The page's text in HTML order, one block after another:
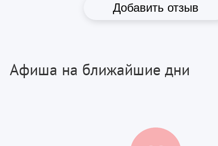
Добавить отзыв
Афиша на ближайшие дни